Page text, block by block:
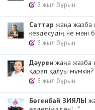
3 жыл бұрын
Cаттар жаңа жазба
кездесудің не мәні
3 жыл бұрын
Дәурен жаңа жазба
қарап қалуы
3 жыл бұрын
Бөгенбай ЗИЯЛЫ